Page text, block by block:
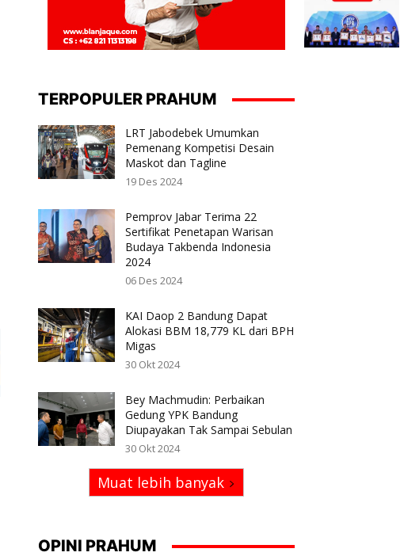
TERPOPULER PRAHUM
LRT Jabodebek Umumkan
Pemenang Kompetisi Desain
Maskot dan Tagline
19 Des 2024
Pemprov Jabar Terima 22
Sertifikat Penetapan Warisan
Budaya Takbenda Indonesia
2024
06 Des 2024
KAI Daop 2 Bandung Dapat
Alokasi BBM 18,779 KL dari BPH
Migas
30 Okt 2024
Bey Machmudin: Perbaikan
Gedung YPK Bandung
Diupayakan Tak Sampai Sebulan
30 Okt 2024
Muat lebih banyak
OPINI PRAHUM